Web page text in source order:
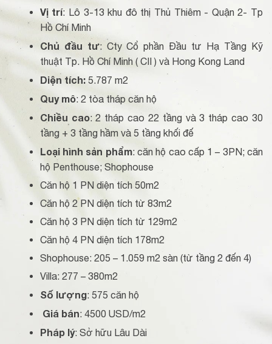
Vị trí: Lô 3-13 khu đô thị Thủ Thiêm - Quận 2- Tp
Hồ Chí Minh
Chủ đầu tư: Cty Cổ phần Đầu tư Hạ Tầng Kỹ
thuật Tp. Hồ Chí Minh ( CII ) và Hong Kong Land
Diện tích:5.787 m2
Quy mô: 2 tòa tháp căn hộ
Chiều cao: 2 tháp cao 22 tầng và 3 tháp cao 30
tầng + 3 tầng hầm và 5 tầng khối đế
Loại hình sản phẩm: căn hộ cao cấp 1 – 3PN; căn
hộ Penthouse; Shophouse
Căn hộ 1 PN diện tích 50m2
Căn hộ 2 PN diện tích từ 83m2
Căn hộ 3 PN diện tích từ 129m2
Căn hộ 4 PN diện tích 178m2
Shophouse: 205 – 1.059 m2 sàn (từ tầng 2 đến 4)
Villa: 277 – 380m2
Số lượng: 575 căn hộ
Giá bán: 4500 USD/m2
Pháp lý: Sở hữu Lâu Dài